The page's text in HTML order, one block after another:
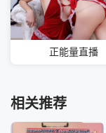
正能量直播
相关推荐